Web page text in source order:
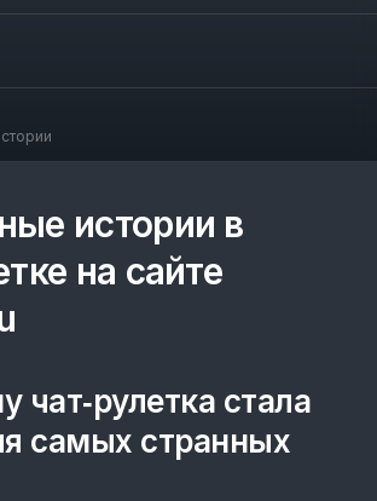
истории в
на сайте
чат‑рулетка стала
самых странных